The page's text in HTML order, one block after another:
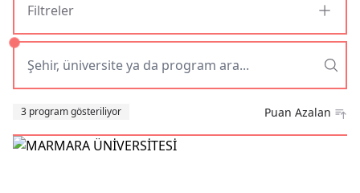
Filtreler
3 program gösteriliyor Puan Azalan